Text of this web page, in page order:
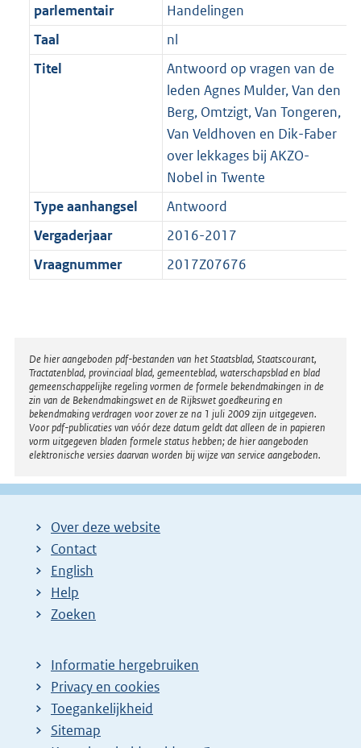
parlementair
Handelingen
Taal
nl
Titel
Antwoord op vragen van de
leden Agnes Mulder, Van den
Berg, Omtzigt, Van Tongeren,
Van Veldhoven en Dik-Faber
over lekkages bij AKZO-
Nobel in Twente
Type aanhangsel
Antwoord
Vergaderjaar
2016-2017
Vraagnummer
2017Z07676
Disclaimer
De hier aangeboden pdf-bestanden van het Staatsblad, Staatscourant,
Tractatenblad, provinciaal blad, gemeenteblad, waterschapsblad en blad
gemeenschappelijke regeling vormen de formele bekendmakingen in de
zin van de Bekendmakingswet en de Rijkswet goedkeuring en
bekendmaking verdragen voor zover ze na 1 juli 2009 zijn uitgegeven.
Voor pdf-publicaties van vóór deze datum geldt dat alleen de in papieren
vorm uitgegeven bladen formele status hebben; de hier aangeboden
elektronische versies daarvan worden bij wijze van service aangeboden.
Over deze website
Contact
English
Help
Zoeken
Informatie hergebruiken
Privacy en cookies
Toegankelijkheid
Sitemap